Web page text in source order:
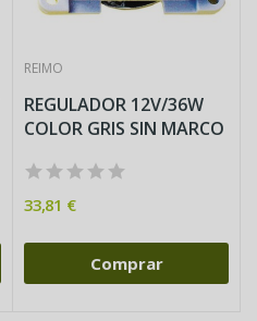
REIMO
REGULADOR 12V/36W
COLOR GRIS SIN MARCO
33,81 €
Comprar